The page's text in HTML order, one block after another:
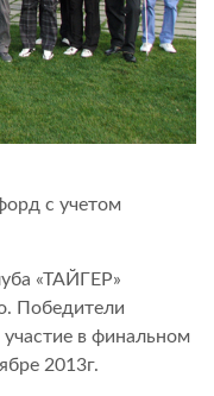
с учетом
«ТАЙГЕР»
Победители
в финальном
2013г.